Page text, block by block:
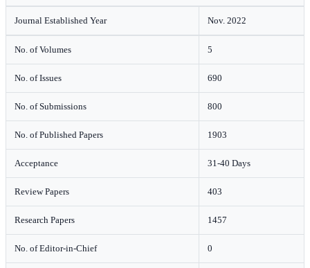
Journal Established Year Nov. 2022
No. of Volumes 5
No. of Issues 690
No. of Submissions 800
No. of Published Papers 1903
Acceptance 31-40 Days
Review Papers 403
Research Papers 1457
No. of Editor-in-Chief 0